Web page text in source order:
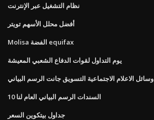
نظام التشغيل عبر الإنترنت
أفضل محلل الأسهم تويتر
Molisa الفضة equifax
يوم التداول لقوات الدفاع الشعبي المعيشة
وسائل الاعلام الاجتماعية التسويق جانت الرسم البياني
10 السندات الرسم البياني العام لنا
جداول بيتكوين السعر